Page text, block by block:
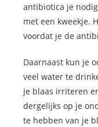
antibiotica je
met een kweekje.
voordat je de
Daarnaast kun je
veel water te
je blaas irriteren
dergelijks op je
te hebben van je